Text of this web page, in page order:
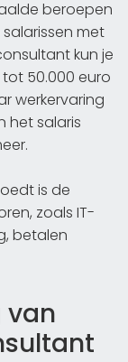
beroepen
met
kun je
50.000 euro
werkervaring
het salaris
is de
zoals IT-
betalen
van